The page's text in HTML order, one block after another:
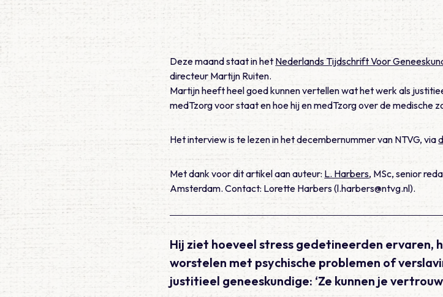
Deze maand staat in het Nederlands Tijdschrift Voor
directeur Martijn Ruiten.
Martijn heeft heel goed kunnen vertellen wat het werk als
medTzorg voor staat en hoe hij en medTzorg over de medische
Het interview is te lezen in het decembernummer van NTVG, via
Met dank voor dit artikel aan auteur: L. Harbers, MSc, senior
Amsterdam. Contact: Lorette Harbers (l.harbers@ntvg.nl).
Hij ziet hoeveel stress gedetineerden ervaren,
worstelen met psychische problemen of
justitieel geneeskundige: ‘Ze kunnen je